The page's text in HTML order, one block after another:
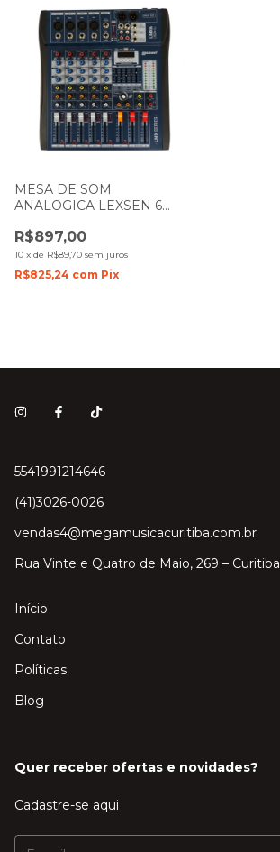
MESA DE SOM
ANALOGICA LEXSEN 6
R$897,00
10 x de R$89,70 sem juros
R$825,24 com Pix
5541991214646
(41)3026-0026
vendas4@megamusicacuritiba.com.br
Rua Vinte e Quatro de Maio, 269 – Curitiba
Início
Contato
Políticas
Blog
Quer receber ofertas e novidades?
Cadastre-se aqui